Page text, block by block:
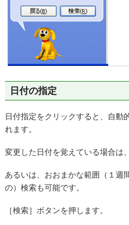
日付の指定
日付指定をクリックすると、自動
れます。
変更した日付を覚えている場合は
あるいは、おおまかな範囲（１週
の）検索も可能です。
［検索］ボタンを押します。